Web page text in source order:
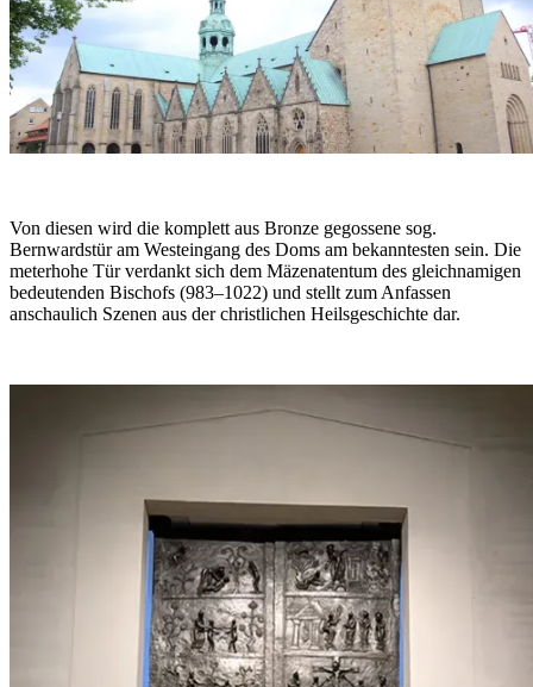
Von diesen wird die komplett aus Bronze gegossene sog.
Bernwardstür am Westeingang des Doms am bekanntesten sein. Die
meterhohe Tür verdankt sich dem Mäzenatentum des gleichnamigen
bedeutenden Bischofs (983–1022) und stellt zum Anfassen
anschaulich Szenen aus der christlichen Heilsgeschichte dar.